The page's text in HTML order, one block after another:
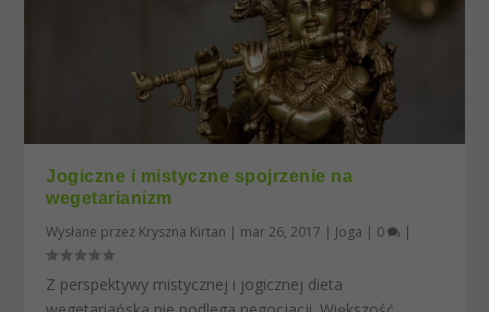
Jogiczne i mistyczne spojrzenie na
wegetarianizm
Wysłane przez Kryszna Kirtan | mar 26, 2017 | Joga | 0 |
Z perspektywy mistycznej i jogicznej dieta